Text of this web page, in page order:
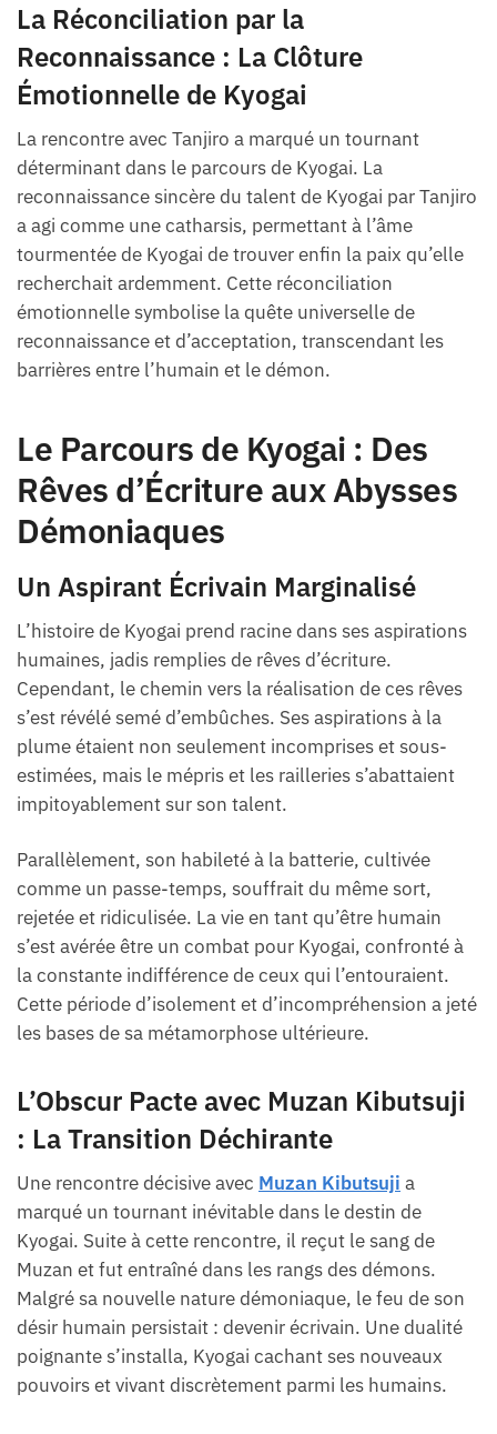
La Réconciliation par la
Reconnaissance : La Clôture
Émotionnelle de Kyogai
La rencontre avec Tanjiro a marqué un tournant
déterminant dans le parcours de Kyogai. La
reconnaissance sincère du talent de Kyogai par Tanjiro
a agi comme une catharsis, permettant à l’âme
tourmentée de Kyogai de trouver enfin la paix qu’elle
recherchait ardemment. Cette réconciliation
émotionnelle symbolise la quête universelle de
reconnaissance et d’acceptation, transcendant les
barrières entre l’humain et le démon.
Le Parcours de Kyogai : Des
Rêves d’Écriture aux Abysses
Démoniaques
Un Aspirant Écrivain Marginalisé
L’histoire de Kyogai prend racine dans ses aspirations
humaines, jadis remplies de rêves d’écriture.
Cependant, le chemin vers la réalisation de ces rêves
s’est révélé semé d’embûches. Ses aspirations à la
plume étaient non seulement incomprises et sous-
estimées, mais le mépris et les railleries s’abattaient
impitoyablement sur son talent.
Parallèlement, son habileté à la batterie, cultivée
comme un passe-temps, souffrait du même sort,
rejetée et ridiculisée. La vie en tant qu’être humain
s’est avérée être un combat pour Kyogai, confronté à
la constante indifférence de ceux qui l’entouraient.
Cette période d’isolement et d’incompréhension a jeté
les bases de sa métamorphose ultérieure.
L’Obscur Pacte avec Muzan Kibutsuji
: La Transition Déchirante
Une rencontre décisive avec Muzan Kibutsuji a
marqué un tournant inévitable dans le destin de
Kyogai. Suite à cette rencontre, il reçut le sang de
Muzan et fut entraîné dans les rangs des démons.
Malgré sa nouvelle nature démoniaque, le feu de son
désir humain persistait : devenir écrivain. Une dualité
poignante s’installa, Kyogai cachant ses nouveaux
pouvoirs et vivant discrètement parmi les humains.